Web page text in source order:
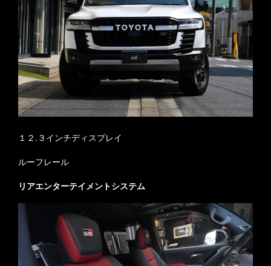
１２.３インチディスプレイ
ルーフレール
リアエンターテイメントシステム